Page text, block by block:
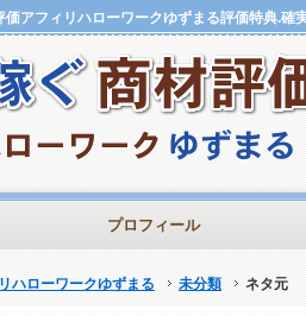
プロフィール
ハローワークゆずまる 未分類 ネタ元